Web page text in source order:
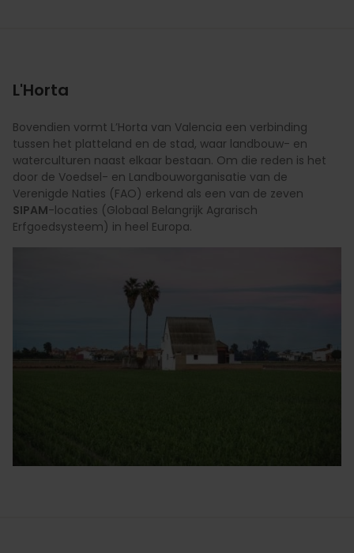
L'Horta
Bovendien vormt L’Horta van Valencia een verbinding
tussen het platteland en de stad, waar landbouw- en
waterculturen naast elkaar bestaan. Om die reden is het
door de Voedsel- en Landbouworganisatie van de
Verenigde Naties (FAO) erkend als een van de zeven
SIPAM-locaties (Globaal Belangrijk Agrarisch
Erfgoedsysteem) in heel Europa.